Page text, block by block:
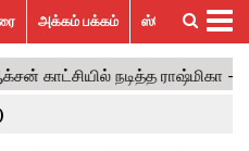
அக்கம் பக்கம் ஸ்பெஷல் ஸ்டோரீஸ்